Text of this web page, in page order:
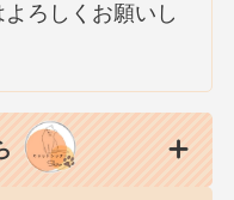
ろしくお願いし